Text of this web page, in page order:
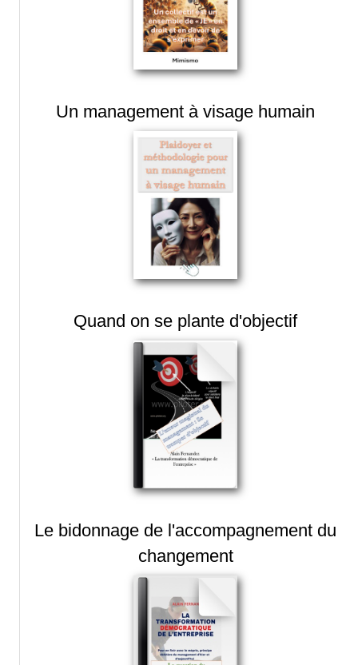
Un management à visage humain
Quand on se plante d'objectif
Le bidonnage de l'accompagnement du
changement